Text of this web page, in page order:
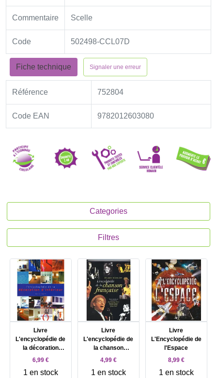
Commentaire Scelle
Code 502498-CCL07D
Fiche technique Signaler une erreur
Référence 752804
Code EAN 9782012603080
Categories
Filtres
Livre
L'encyclopédie de
la décoration
d'intérieur Oliver
6,99 €
1 en stock
Livre
L'encyclopédie de
la chanson
française. Des
jours Brierre, Jean
4,99 €
1 en stock
Livre
L'Encyclopédie de
l'Espace
8,99 €
1 en stock